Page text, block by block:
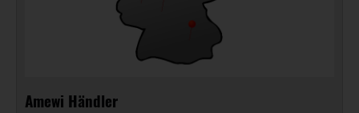
Amewi Händler